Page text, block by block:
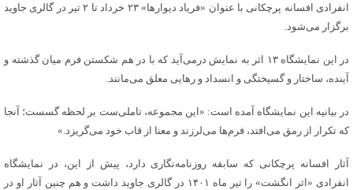
انفرادی افسانه پرچکانی با عنوان «فریاد دیوارها» ۲۳ خرداد تا ۲ تیر در گالری جاوید
برگزار می‌شود.
در این نمایشگاه ۱۳ اثر به نمایش درمی‌آید که با در هم شکستن فرم میان گذشته و
آینده، ساختار و گسیختگی و انسداد و رهایی معلق می‌مانند.
در بیانیه این نمایشگاه آمده است: «این مجموعه، تاملی‌ست بر لحظه گسست؛ آنجا
که تکرار از رمق می‌افتد، فرم‌ها می‌لرزند و معنا از قاب خود می‌گریزد.»
آثار افسانه پرچکانی که سابقه روزنامه‌نگاری دارد، پیش از این، در نمایشگاه
انفرادی «اثر انگشت» را تیر ماه ۱۴۰۱ در گالری جاوید داشت و هم چنین آثار او در